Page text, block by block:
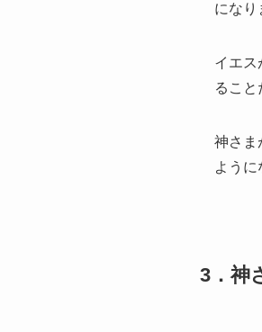
になり
イエス
ること
神さま
ように
3．神